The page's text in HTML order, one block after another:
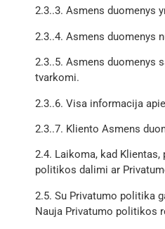
2.3..3. Asmens duomenys
2.3..4. Asmens duomenys
2.3..5. Asmens duomenys
tvarkomi.
2.3..6. Visa informacija
2.3..7. Kliento Asmens
2.4. Laikoma, kad
politikos dalimi ar
2.5. Su Privatumo politika
Nauja Privatumo politikos